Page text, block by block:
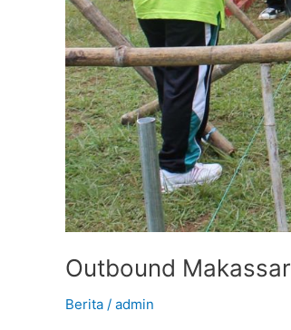
Outbound Makassar
Berita / admin